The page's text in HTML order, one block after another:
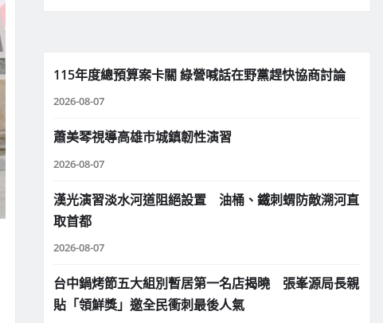
115年度總預算案卡關 綠營喊話在野黨趕快協商討論
2026-08-07
蕭美琴視導高雄市城鎮韌性演習
2026-08-07
漢光演習淡水河道阻絕設置 油桶、鐵刺蝟防敵溯河直
取首都
2026-08-07
台中鍋烤節五大組別暫居第一名店揭曉 張峯源局長親
貼「領鮮獎」邀全民衝刺最後人氣